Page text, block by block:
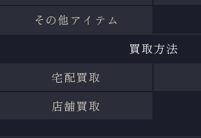
その他アイテム
買取方法
宅配買取
店舗買取